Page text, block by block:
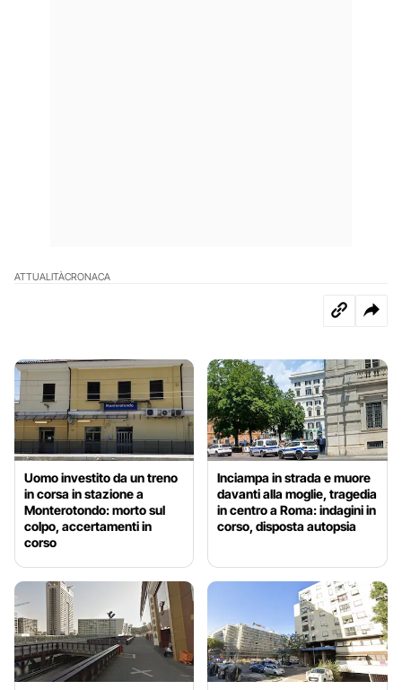
ATTUALITÀCRONACA
Uomo investito da un treno
in corsa in stazione a
Monterotondo: morto sul
colpo, accertamenti in
corso
Inciampa in strada e muore
davanti alla moglie, tragedia
in centro a Roma: indagini in
corso, disposta autopsia